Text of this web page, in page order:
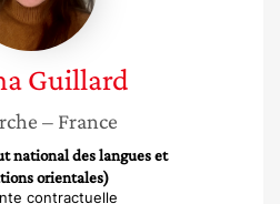
Guillard
– France
national des langues et
orientales)
contractuelle